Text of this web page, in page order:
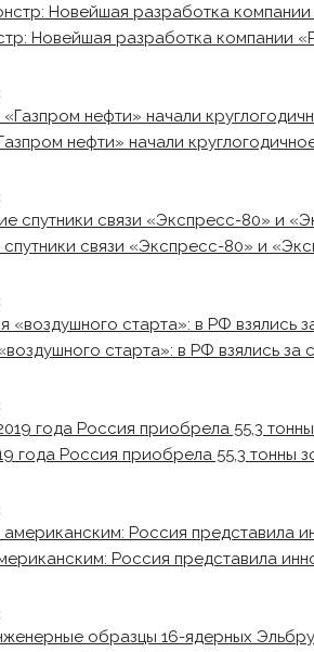
Новейшая разработка компании
нефти» начали
связи «Экспресс-80» и
старта»: в РФ взялись
года Россия приобрела 55,3 тонны
Россия представила